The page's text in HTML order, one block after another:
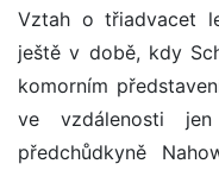
Vztah o třiadvacet
ještě v době, kdy
komorním
ve vzdálenosti
předchůdkyně